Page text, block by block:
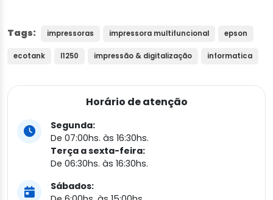
Tags: impressoras impressora multifuncional epson
ecotank l1250 impressão & digitalização informatica
Horário de atenção
Segunda:
De 07:00hs. às 16:30hs.
Terça a sexta-feira:
De 06:30hs. às 16:30hs.
Sábados: